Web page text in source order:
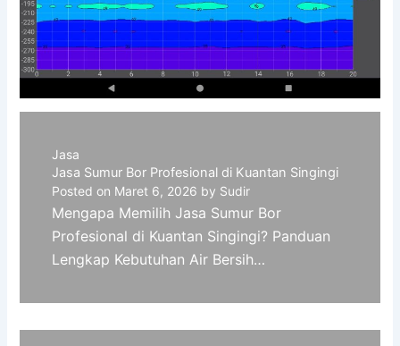
Jasa
Jasa Sumur Bor Profesional di Kuantan Singingi
Posted on Maret 6, 2026 by Sudir
Mengapa Memilih Jasa Sumur Bor
Profesional di Kuantan Singingi? Panduan
Lengkap Kebutuhan Air Bersih…